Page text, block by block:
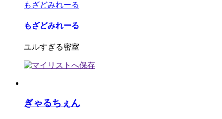
もざどみれーる
もざどみれーる
ユルすぎる密室
ぎゃるちぇん